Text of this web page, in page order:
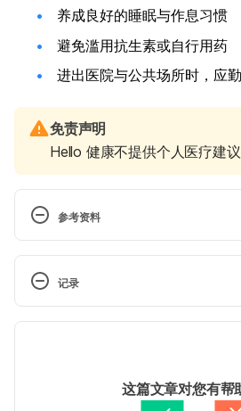
养成良好的睡眠与作息习惯
避免滥用抗生素或自行用药
进出医院与公共场所时，应
免责声明
Hello 健康不提供个人医疗建议
参考资料
Candida auris (C. auris).
https://www.medicinenet.com/
/article.htm
auris-qanda.html
记录
張雅惠
賴建翰醫師
这篇文章对您有帮